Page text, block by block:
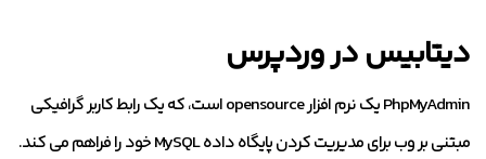
دیتابیس در وردپرس
PhpMyAdmin یک نرم افزار opensource است، که یک رابط کاربر گرافیکی
مبتنی بر وب برای مدیریت کردن پایگاه داده MySQL خود را فراهم می کند.